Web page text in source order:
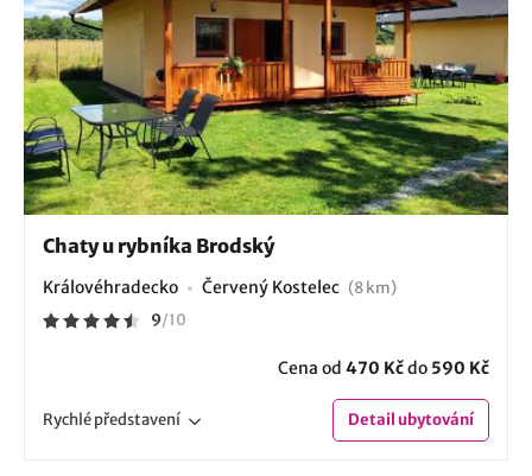
Chaty u rybníka Brodský
Královéhradecko Červený Kostelec (8 km)
9/10
Cena od 470 Kčdo 590 Kč
Rychlépředstavení Detailubytování